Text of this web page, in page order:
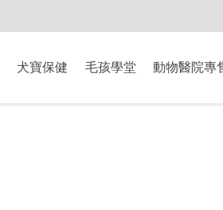
犬寶保健 毛孩學堂 動物醫院專